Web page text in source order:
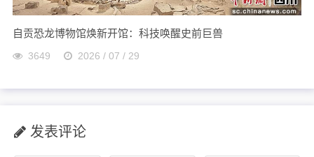
自贡恐龙博物馆焕新开馆：科技唤醒史前巨兽
3649 2026 / 07 / 29
发表评论